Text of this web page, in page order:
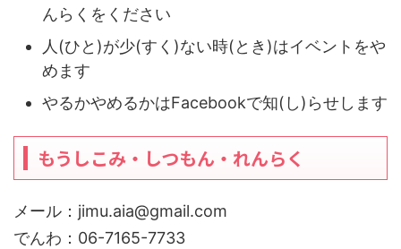
んらくをください
人(ひと)が少(すく)ない時(とき)はイベントをや
めます
やるかやめるかはFacebookで知(し)らせします
もうしこみ・しつもん・れんらく
メール：jimu.aia@gmail.com
でんわ：06-7165-7733